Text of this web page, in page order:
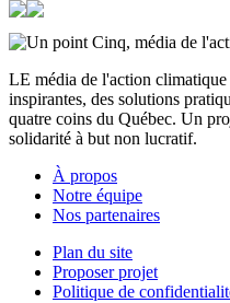
LE média de l'action
inspirantes, des solutions
quatre coins du Québec. Un
solidarité à but non lucratif.
À propos
Notre équipe
Nos partenaires
Plan du site
Proposer projet
Politique de